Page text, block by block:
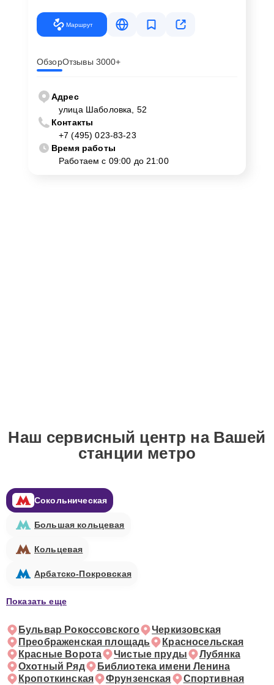
Маршрут
ОбзорОтзывы 3000+
Адрес
улица Шаболовка, 52
Контакты
+7 (495) 023-83-23
Время работы
Работаем с 09:00 до 21:00
Наш сервисный центр на Вашей
станции метро
Сокольническая
Большая кольцевая
Кольцевая
Арбатско-Покровская
Показать еще
Бульвар Рокоссовского
Черкизовская
Преображенская площадь
Красносельская
Красные Ворота
Чистые пруды
Лубянка
Охотный Ряд
Библиотека имени Ленина
Кропоткинская
Фрунзенская
Спортивная